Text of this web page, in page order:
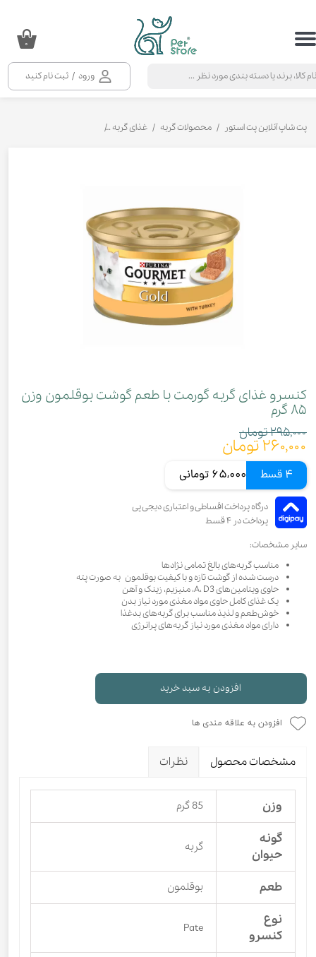
ورود / ثبت نام کنید
حساب کاربری من
خروج از حساب کاربری
۰
پت شاپ آنلاین پت استور محصولات گربه غذای گربه
کنسرو غذای گربه گورمت با طعم گوشت بوقلمون وزن
۸۵ گرم
۲۹۵,۰۰۰ تومان
۲۶۰,۰۰۰ تومان
4 قسط 65,000 تومانی
سایر مشخصات:
مناسب گربه‌های بالغ تمامی نژاد‌ها
درست شده از گوشت تازه و با کیفیت بوقلمون به صورت پته
حاوی ویتامین‌های A، D3، منیزیم، زینک و آهن
یک غذای کامل حاوی مواد مغذی مورد نیاز بدن
خوش‌طعم و لذیذ مناسب برای گربه‌های بدغذا
دارای مواد مغذی مورد نیاز گربه‌های پرانرژی
افزودن به سبد خرید
افزودن به علاقه مندی ها
مشخصات محصول نظرات
وزن 85 گرم
گونه
حیوان
گربه
طعم بوقلمون
نوع
کنسرو
Pate